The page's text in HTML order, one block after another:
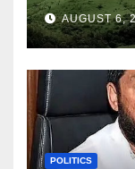
AUGUST 6,
POLITICS